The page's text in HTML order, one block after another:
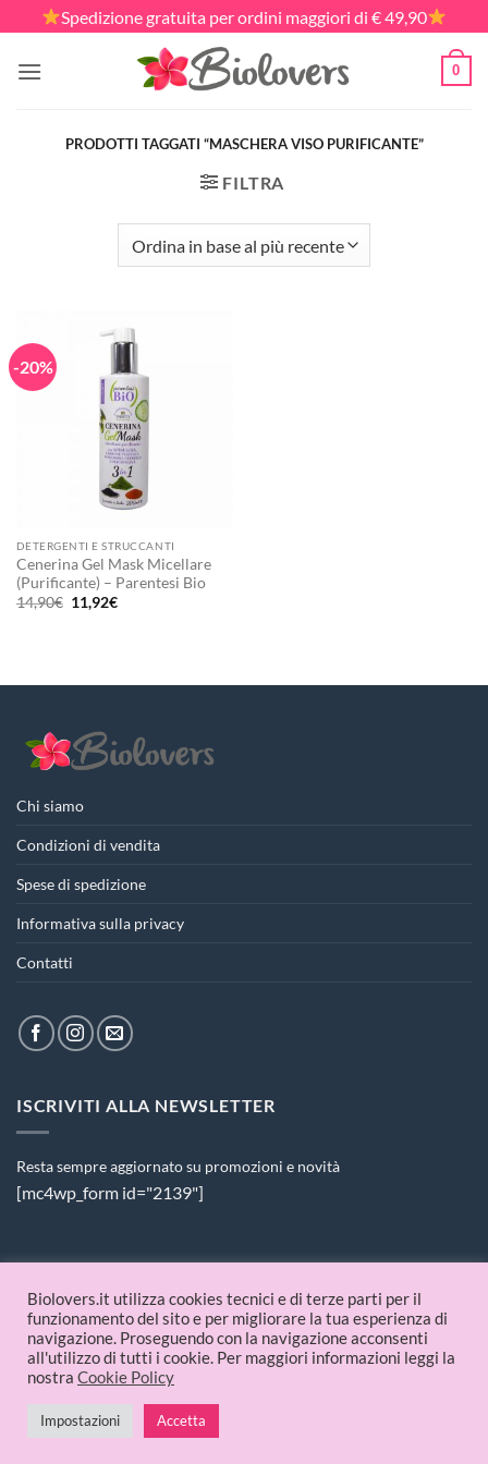
ai
contenuti
Spedizione gratuita per ordini maggiori di € 49,90
0
PRODOTTI TAGGATI “MASCHERA VISO PURIFICANTE”
FILTRA
-20%
DETERGENTI E STRUCCANTI
Cenerina Gel Mask Micellare
(Purificante) – Parentesi Bio
14,90€ Il
prezzo
11,92€Il
Chi siamo
Condizioni di vendita
Spese di spedizione
Informativa sulla privacy
Contatti
ISCRIVITI ALLA NEWSLETTER
Resta sempre aggiornato su promozioni e novità
[mc4wp_form id="2139"]
PAGAMENTI ACCETTATI
© 2026 Biolovers.it | P.IVA 09336481214
Biolovers.it utilizza cookies tecnici e di terze parti per il
funzionamento del sito e per migliorare la tua esperienza di
navigazione. Proseguendo con la navigazione acconsenti
all'utilizzo di tutti i cookie. Per maggiori informazioni leggi la
nostra Cookie Policy
Impostazioni Accetta